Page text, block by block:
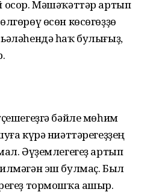
осор. Мәшәҡәттәр артып
өсөн көсөгөҙҙө
һаҡ булығыҙ,
бәйле мөһим
күрә ниәттәрегеҙҙең
Әүҙемлегегеҙ артып
эш булмаҫ. Был
тормошҡа ашыр.